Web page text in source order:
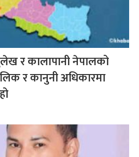
र कालापानी नेपालको
र कानुनी अधिकारमा